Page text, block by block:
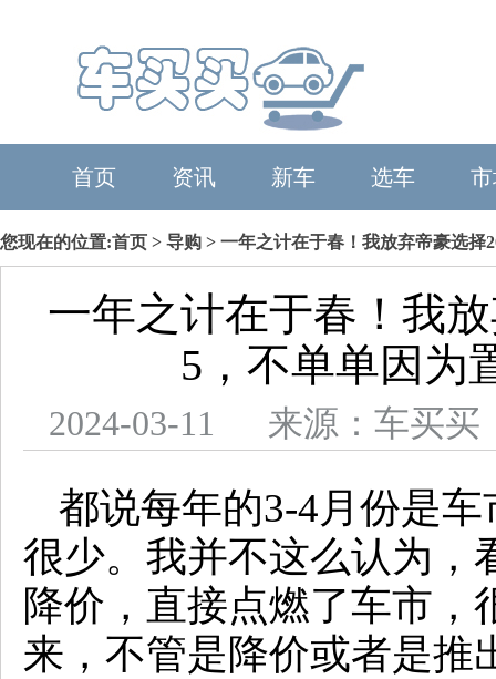
首页 资讯 新车 选车
您现在的位置:首页 > 导购 > 一年之计在于春！我放弃帝豪选择
一年之计在于春！我
5，不单单因为
2024-03-11 来源：车买
都说每年的3-4月份是
很少。我并不这么认为，
降价，直接点燃了车市，
来，不管是降价或者是推